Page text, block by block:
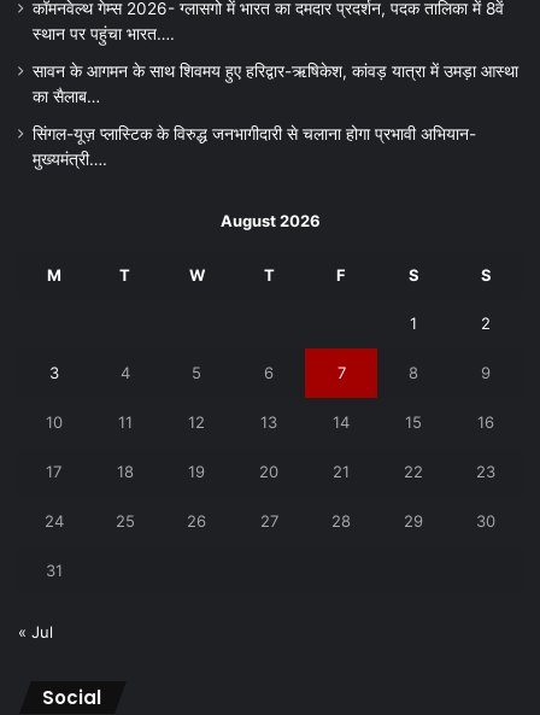
कॉमनवेल्थ गेम्स 2026- ग्लासगो में भारत का दमदार प्रदर्शन, पदक तालिका में 8वें
स्थान पर पहुंचा भारत….
सावन के आगमन के साथ शिवमय हुए हरिद्वार-ऋषिकेश, कांवड़ यात्रा में उमड़ा आस्था
का सैलाब…
सिंगल-यूज़ प्लास्टिक के विरुद्ध जनभागीदारी से चलाना होगा प्रभावी अभियान-
मुख्यमंत्री….
August 2026
M T W T F S S
1 2
3 4 5 6 7 8 9
10 11 12 13 14 15 16
17 18 19 20 21 22 23
24 25 26 27 28 29 30
31
« Jul
Social